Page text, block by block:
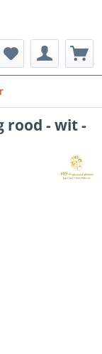
rood - wit -